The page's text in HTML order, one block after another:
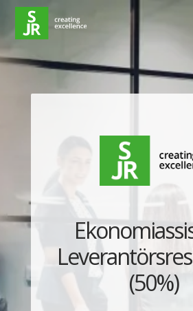
Hoppa till innehåll
(50%)